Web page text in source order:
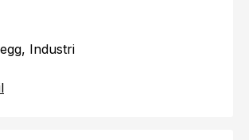
Industri